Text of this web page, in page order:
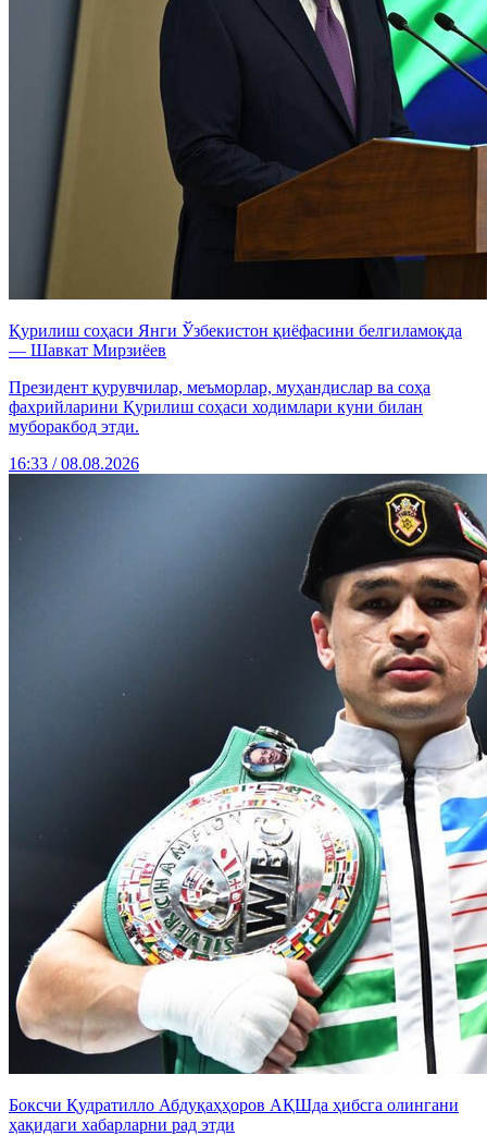
Қурилиш соҳаси Янги Ўзбекистон қиёфасини белгиламоқда
— Шавкат Мирзиёев
Президент қурувчилар, меъморлар, муҳандислар ва соҳа
фахрийларини Қурилиш соҳаси ходимлари куни билан
муборакбод этди.
16:33 / 08.08.2026
Боксчи Қудратилло Абдуқаҳҳоров АҚШда ҳибсга олингани
ҳақидаги хабарларни рад этди